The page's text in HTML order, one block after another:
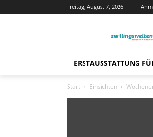
Freitag, August 7, 2026
ERSTAUSSTATTUNG
Start Einsichten